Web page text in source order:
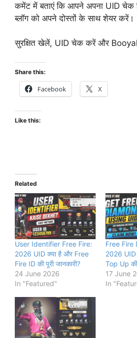
कमेंट में बताएं कि आपने अपना UID चेक
ब्लॉग को अपने दोस्तों के साथ शेयर करें।
सुरक्षित खेलें, UID चेक करें और
Share this:
Facebook X
Like this:
Related
User Identifier Free Fire:
2026 UID क्या है और Free
Fire ID की पूरी जानकारी?
24 June 2026
In "Featured"
Free Fire
2026
Top Up की
17 June
In